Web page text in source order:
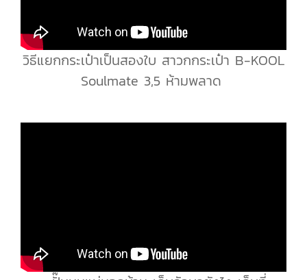
วิธีแยกกระเป๋าเป็นสองใบ สาวกกระเป๋า B-KOOL
Soulmate 3,5 ห้ามพลาด